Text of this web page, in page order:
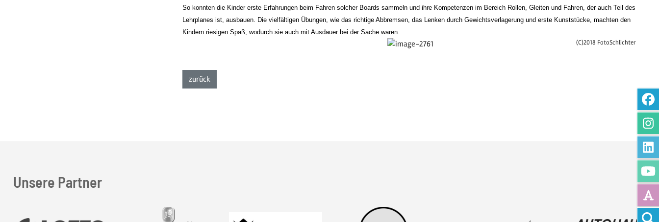
So konnten die Kinder erste Erfahrungen beim Fahren solcher Boards sammeln und ihre Kompetenzen im Bereich Rollen, Gleiten und Fahren, der auch Teil des
Lehrplanes ist, ausbauen. Die vielfältigen Übungen, wie das richtige Abbremsen, das Lenken durch Gewichtsverlagerung und erste Kunststücke, machten den
Kindern riesigen Spaß, wodurch sie auch mit Ausdauer bei der Sache waren.
(C)2018 FotoSchlichter
zurückzur Listenansicht
Unsere Partner